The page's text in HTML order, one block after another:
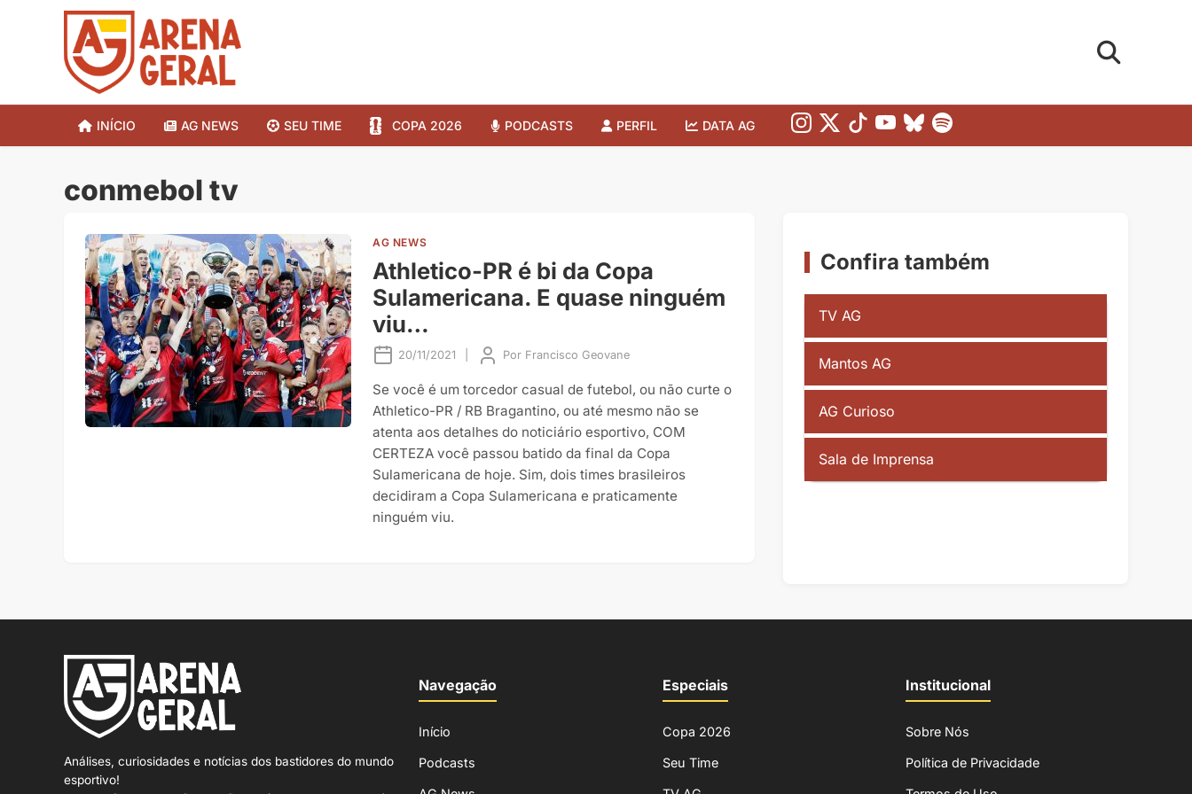
INÍCIO AG NEWS SEU TIME COPA 2026 PODCASTS PERFIL DATA AG
conmebol tv
AG NEWS
Athletico-PR é bi da Copa
Sulamericana. E quase ninguém
viu…
20/11/2021 Por Francisco Geovane
Se você é um torcedor casual de futebol, ou não curte o
Athletico-PR / RB Bragantino, ou até mesmo não se
atenta aos detalhes do noticiário esportivo, COM
CERTEZA você passou batido da final da Copa
Sulamericana de hoje. Sim, dois times brasileiros
decidiram a Copa Sulamericana e praticamente
ninguém viu.
Confira também
TV AG
Mantos AG
AG Curioso
Sala de Imprensa
Análises, curiosidades e notícias dos bastidores do mundo
esportivo!
Navegação
Início
Podcasts
Especiais
Copa 2026
Seu Time
Institucional
Sobre Nós
Política de Privacidade